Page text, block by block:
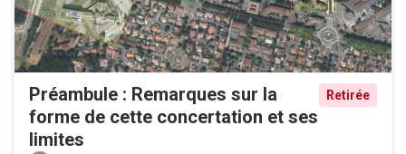
Préambule : Remarques sur la
forme de cette concertation et ses
limites
Retirée